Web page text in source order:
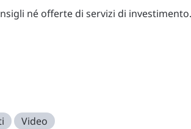
né offerte di servizi di investimento.
Video